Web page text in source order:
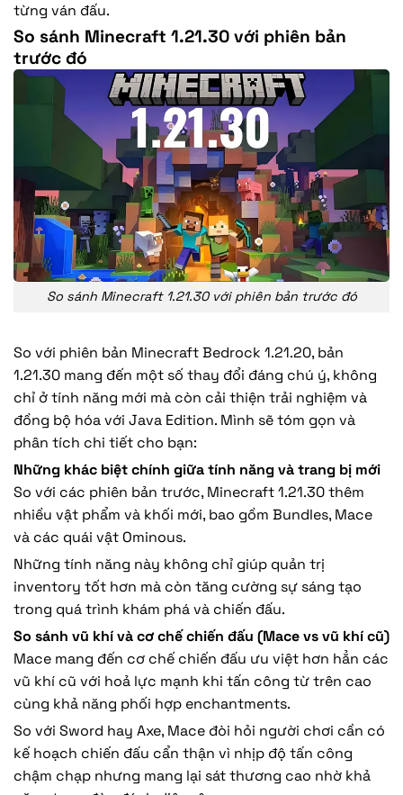
từng ván đấu.
So sánh Minecraft 1.21.30 với phiên bản
trước đó
So sánh Minecraft 1.21.30 với phiên bản trước đó
So với phiên bản Minecraft Bedrock 1.21.20, bản
1.21.30 mang đến một số thay đổi đáng chú ý, không
chỉ ở tính năng mới mà còn cải thiện trải nghiệm và
đồng bộ hóa với Java Edition. Mình sẽ tóm gọn và
phân tích chi tiết cho bạn:
Những khác biệt chính giữa tính năng và trang bị mới
So với các phiên bản trước, Minecraft 1.21.30 thêm
nhiều vật phẩm và khối mới, bao gồm Bundles, Mace
và các quái vật Ominous.
Những tính năng này không chỉ giúp quản trị
inventory tốt hơn mà còn tăng cường sự sáng tạo
trong quá trình khám phá và chiến đấu.
So sánh vũ khí và cơ chế chiến đấu (Mace vs vũ khí cũ)
Mace mang đến cơ chế chiến đấu ưu việt hơn hẳn các
vũ khí cũ với hoả lực mạnh khi tấn công từ trên cao
cùng khả năng phối hợp enchantments.
So với Sword hay Axe, Mace đòi hỏi người chơi cần có
kế hoạch chiến đấu cẩn thận vì nhịp độ tấn công
chậm chạp nhưng mang lại sát thương cao nhờ khả